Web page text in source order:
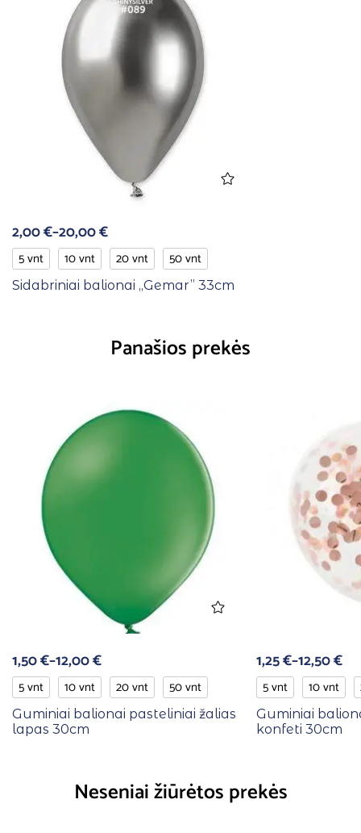
2,00€–20,00€
5 vnt 10 vnt 20 vnt 50 vnt
Sidabriniai balionai ,,Gemar” 33cm
Panašios prekės
1,50€–12,00€
5 vnt 10 vnt 20 vnt 50 vnt
Guminiai balionai pasteliniai žalias
lapas 30cm
1,25€–12,50€
5 vnt 10 vnt
Guminiai
konfeti 30cm
Neseniai žiūrėtos prekės